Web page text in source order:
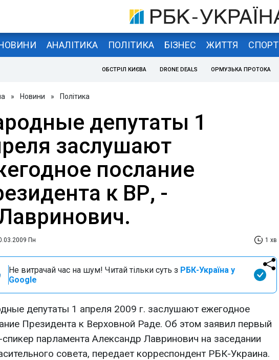
АНАЛІТИКА ПОЛІТИКА БІЗНЕС ЖИТТЯ СПОРТ
ОБСТРІЛ КИЄВА DRONE DEALS ОРМУЗЬКА ПРОТОКА
» Новини » Політика
депутаты 1
заслушают
послание
к ВР, -
Пн 1 хв
Не витрачай час на шум! Читай тільки суть з РБК-Україна у
Google
депутаты 1 апреля 2009 г. заслушают ежегодное
Президента к Верховной Раде. Об этом заявил первый
спикер парламента Александр Лавринович на заседании
совета, передает корреспондент РБК-Украина.